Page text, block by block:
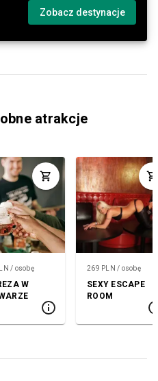
Zobacz destynacje
atrakcje
/ osobę
W
269 PLN / osobę
SEXY ESCAPE
ROOM